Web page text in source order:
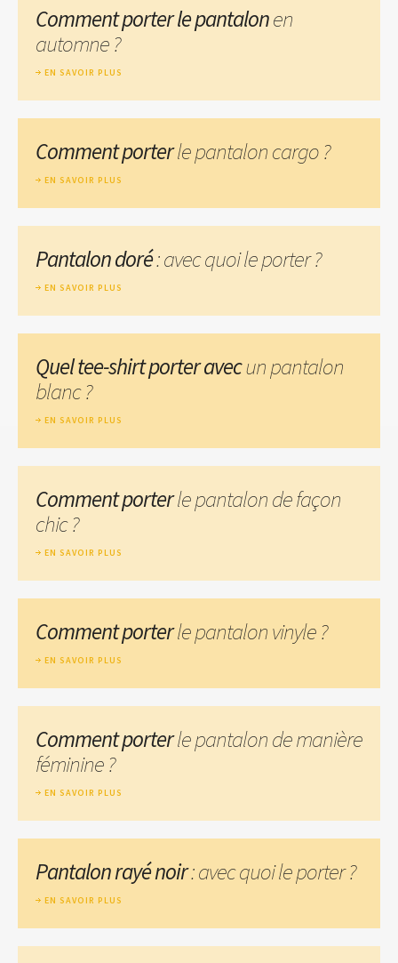
Comment porter le pantalonen
automne ?
EN SAVOIR PLUS
Comment porterle pantalon cargo ?
EN SAVOIR PLUS
Pantalon doré: avec quoi le porter ?
EN SAVOIR PLUS
Quel tee-shirt porter avecun pantalon
blanc ?
EN SAVOIR PLUS
Comment porterle pantalon de façon
chic ?
EN SAVOIR PLUS
Comment porterle pantalon vinyle ?
EN SAVOIR PLUS
Comment porterle pantalon de manière
féminine ?
EN SAVOIR PLUS
Pantalon rayé noir: avec quoi le porter ?
EN SAVOIR PLUS